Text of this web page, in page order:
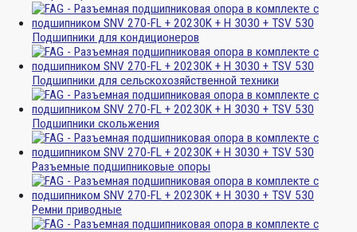
Подшипники для кондиционеров
Подшипники для сельскохозяйственной техники
Подшипники скольжения
Разъемные подшипниковые опоры
Ремни приводные